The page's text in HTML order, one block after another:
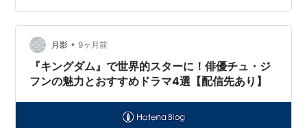
地のニュースで見た時は、思わず声が出てしまいました
🙉💫 実力派同士なので、それだ…
月影 • 9ヶ月前
『キングダム』で世界的スターに！俳優チュ・ジ
フンの魅力とおすすめドラマ4選【配信先あり】